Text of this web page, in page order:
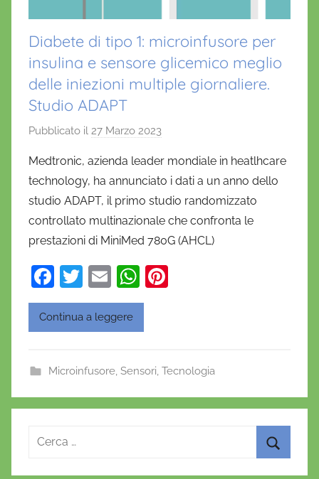
Diabete di tipo 1: microinfusore per
insulina e sensore glicemico meglio
delle iniezioni multiple giornaliere.
Studio ADAPT
Pubblicato il 27 Marzo 2023
D
a
n
i
e
a
o
r
Medtronic, azienda leader mondiale in heatlhcare
technology, ha annunciato i dati a un anno dello
studio ADAPT, il primo studio randomizzato
controllato multinazionale che confronta le
prestazioni di MiniMed 780G (AHCL)
F
a
c
b
o
k
T
w
itt
E
m
ai
W
h
A
p
st
Continua a leggere
Microinfusore, Sensori, Tecnologia
Ricerca